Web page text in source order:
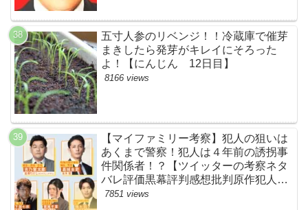
五寸人参のリベンジ！！冷蔵庫で催芽
まきしたら発芽がキレイにそろった
よ！【にんじん 12日目】
8166 views
【マイファミリー考察】犯人の狙いは
あくまで警察！犯人は４年前の誘拐事
件関係者！？【ツイッターの考察ネタ
バレ評価黒幕評判感想批判原作犯人キ
ャスト脚本あらすじ伏線まとめ】
7851 views